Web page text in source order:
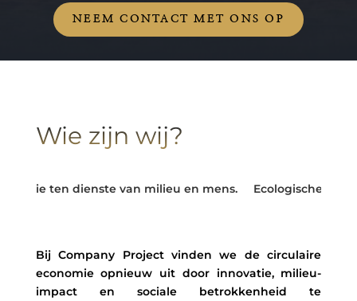
NEEM CONTACT MET ONS OP
Wie zijn wij?
ten dienste van milieu en mens. Ecologische
Bij Company Project vinden we de circulaire
economie opnieuw uit door innovatie, milieu-
impact en sociale betrokkenheid te